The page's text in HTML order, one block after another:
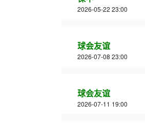
2026-05-22 23:00
球会友谊
2026-07-08 23:00
球会友谊
2026-07-11 19:00